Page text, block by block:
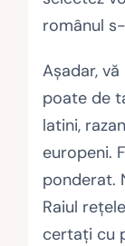
românul
Așadar,
poate de
latini,
europeni.
ponderat.
Raiul
certaţi cu